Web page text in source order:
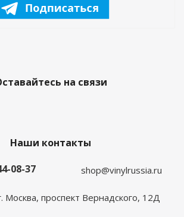
на связи
Наши контакты
08-37
shop@vinylrussia.ru
Москва, проспект Вернадского, 12Д